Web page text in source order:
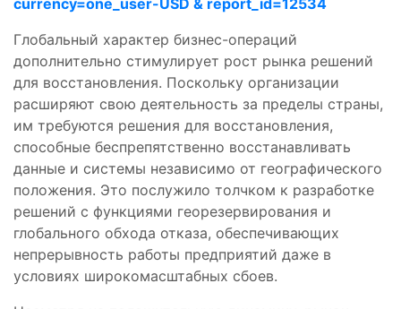
Глобальный характер бизнес-операций
дополнительно стимулирует рост рынка решений
для восстановления. Поскольку организации
расширяют свою деятельность за пределы страны,
им требуются решения для восстановления,
способные беспрепятственно восстанавливать
данные и системы независимо от географического
положения. Это послужило толчком к разработке
решений с функциями георезервирования и
глобального обхода отказа, обеспечивающих
непрерывность работы предприятий даже в
условиях широкомасштабных сбоев.